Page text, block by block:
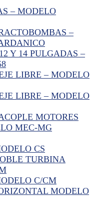
– MODELO
–
Y 14 PULGADAS –
LIBRE – MODELO
LIBRE – MODELO
MOTORES
MEC-MG
CS
TURBINA
C/CM
MODELO